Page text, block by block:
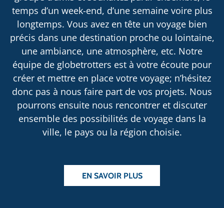
temps d’un week-end, d’une semaine voire plus
longtemps. Vous avez en tête un voyage bien
précis dans une destination proche ou lointaine,
une ambiance, une atmosphère, etc. Notre
équipe de globetrotters est à votre écoute pour
créer et mettre en place votre voyage; n’hésitez
donc pas à nous faire part de vos projets. Nous
pourrons ensuite nous rencontrer et discuter
ensemble des possibilités de voyage dans la
ville, le pays ou la région choisie.
EN SAVOIR PLUS